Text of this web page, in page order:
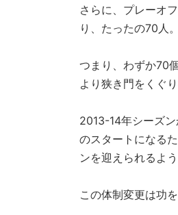
さらに、プレーオ
り、たったの70人。
つまり、わずか70
より狭き門をくぐ
2013-14年シーズ
のスタートになる
ンを迎えられるよ
この体制変更は功